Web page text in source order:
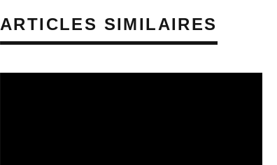
ARTICLES SIMILAIRES